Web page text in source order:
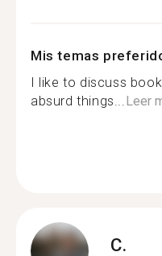
Mis temas
I like to discuss
absurd things... Leer
C.